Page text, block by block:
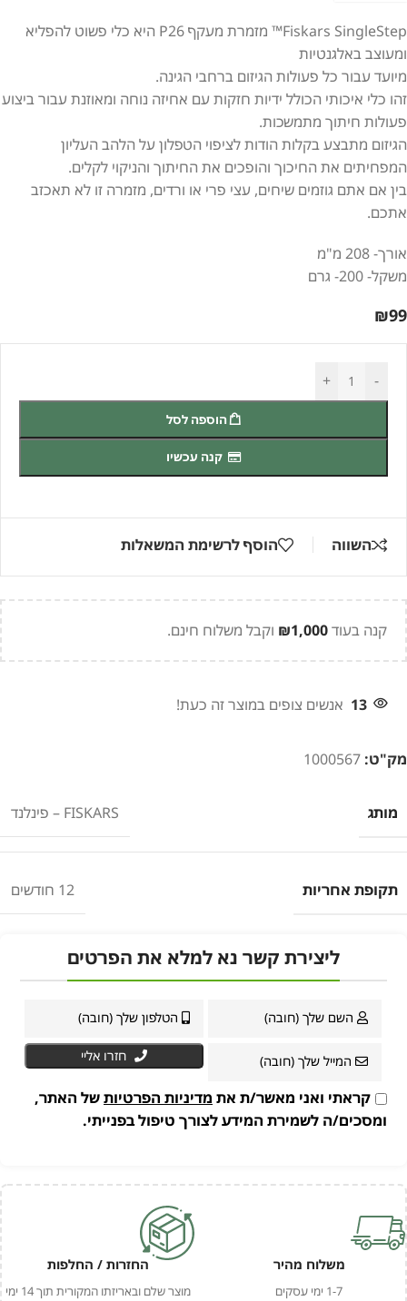
Fiskars SingleStep™ מזמרת מעקף P26 היא כלי פשוט להפליא
ומעוצב באלגנטיות
מיועד עבור כל פעולות הגיזום ברחבי הגינה.
זהו כלי איכותי הכולל ידיות חזקות עם אחיזה נוחה ומאוזנת עבור ביצוע
פעולות חיתוך מתמשכות.
הגיזום מתבצע בקלות הודות לציפוי הטפלון על הלהב העליון
המפחיתים את החיכוך והופכים את החיתוך והניקוי לקלים.
בין אם אתם גוזמים שיחים, עצי פרי או ורדים, מזמרה זו לא תאכזב
אתכם.
אורך- 208 מ"מ
משקל- 200- גרם
₪99
-
+
הוספה לסל
קנה עכשיו
השווה הוסף לרשימת המשאלות
קנה בעוד ₪1,000 וקבל משלוח חינם.
13 אנשים צופים במוצר זה כעת!
מק"ט: 1000567
מותג FISKARS – פינלנד
תקופת אחריות 12 חודשים
ליצירת קשר נא למלא את הפרטים
חזרו אליי
קראתי ואני מאשר/ת את מדיניות הפרטיות של האתר,
ומסכים/ה לשמירת המידע לצורך טיפול בפנייתי.
משלוח מהיר
1-7 ימי עסקים
החזרות / החלפות
מוצר שלם ובאריזתו המקורית תוך 14 ימי